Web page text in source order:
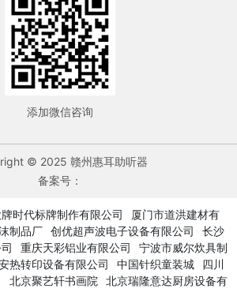
添加微信咨询
© 2025 赣州惠耳助听器
备案号：
时代标牌制作有限公司
厦门市道洪建材有
制品厂 创优超声波电子设备有限公司
长沙
重庆天彩铝业有限公司
宁波市威尔炊具制
热转印设备有限公司 中国针织童装城
四川
北京聚艺轩书画院
北京瑞隆意达厨房设备有